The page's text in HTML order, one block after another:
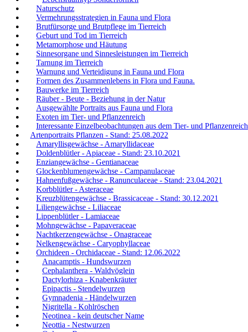
Naturschutz
Vermehrungsstrategien in Fauna und Flora
Brutfürsorge und Brutpflege im Tierreich
Geburt und Tod im Tierreich
Metamorphose und Häutung
Sinnesorgane und Sinnesleistungen im Tierreich
Tarnung im Tierreich
Warnung und Verteidigung in Fauna und Flora
Formen des Zusammenlebens in Flora und Fauna.
Bauwerke im Tierreich
Räuber - Beute - Beziehung in der Natur
Ausgewählte Portraits aus Fauna und Flora
Exoten im Tier- und Pflanzenreich
Interessante Einzelbeobachtungen aus dem Tier- und Pflanzenreich
Artenportraits Pflanzen - Stand: 25.08.2022
Amaryllisgewächse - Amaryllidaceae
Doldenblütler - Apiaceae - Stand: 23.10.2021
Enziangewächse - Gentianaceae
Glockenblumengewächse - Campanulaceae
Hahnenfußgewächse - Ranunculaceae - Stand: 23.04.2021
Korbblütler - Asteraceae
Kreuzblütengewächse - Brassicaceae - Stand: 30.12.2021
Liliengewächse - Liliaceae
Lippenblütler - Lamiaceae
Mohngewächse - Papaveraceae
Nachtkerzengewächse - Onagraceae
Nelkengewächse - Caryophyllaceae
Orchideen - Orchidaceae - Stand: 12.06.2022
Anacamptis - Hundswurzen
Cephalanthera - Waldvöglein
Dactylorhiza - Knabenkräuter
Epipactis - Stendelwurzen
Gymnadenia - Händelwurzen
Nigritella - Kohlröschen
Neotinea - kein deutscher Name
Neottia - Nestwurzen